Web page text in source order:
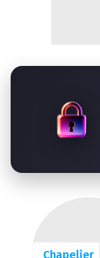
Chapelier